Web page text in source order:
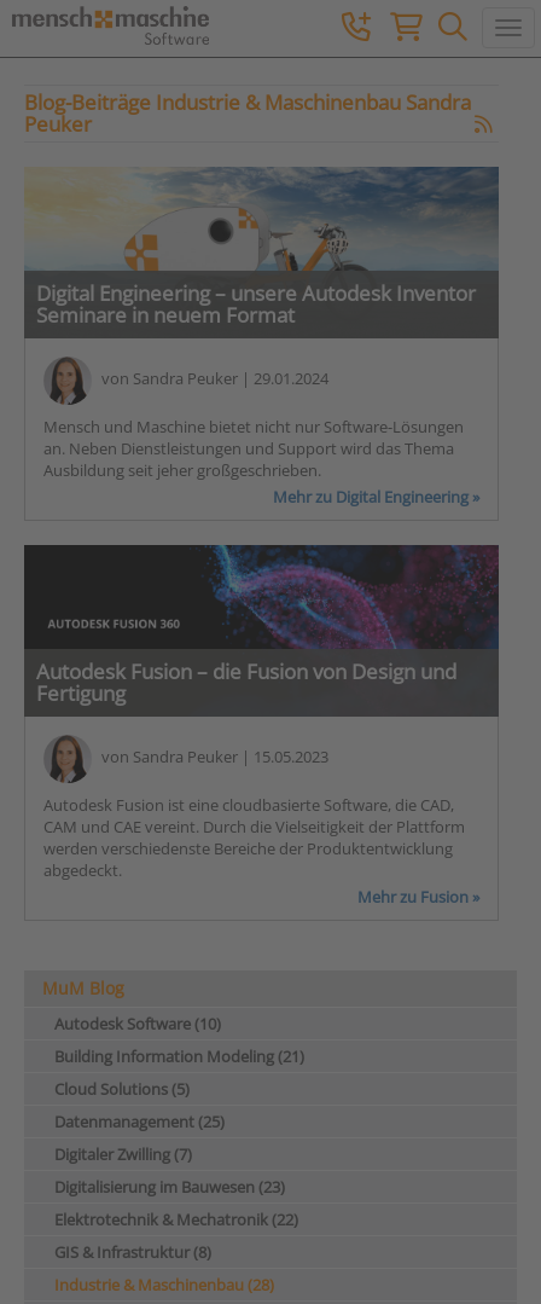
Blog-Beiträge Industrie & Maschinenbau Sandra
Peuker
Digital Engineering – unsere Autodesk Inventor
Seminare in neuem Format
von Sandra Peuker | 29.01.2024
Mensch und Maschine bietet nicht nur Software-Lösungen
an. Neben Dienstleistungen und Support wird das Thema
Ausbildung seit jeher großgeschrieben.
Mehr zu Digital Engineering »
Autodesk Fusion – die Fusion von Design und
Fertigung
von Sandra Peuker | 15.05.2023
Autodesk Fusion ist eine cloudbasierte Software, die CAD,
CAM und CAE vereint. Durch die Vielseitigkeit der Plattform
werden verschiedenste Bereiche der Produktentwicklung
abgedeckt.
Mehr zu Fusion »
MuM Blog
Autodesk Software (10)
Building Information Modeling (21)
Cloud Solutions (5)
Datenmanagement (25)
Digitaler Zwilling (7)
Digitalisierung im Bauwesen (23)
Elektrotechnik & Mechatronik (22)
GIS & Infrastruktur (8)
Industrie & Maschinenbau (28)